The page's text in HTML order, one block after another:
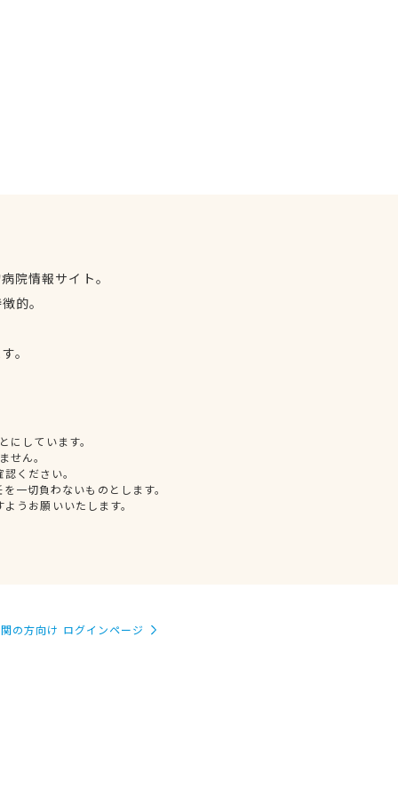
院情報サイト。
的。
。
しています。
せん。
ください。
一切負わないものとします。
うお願いいたします。
の方向け ログインページ